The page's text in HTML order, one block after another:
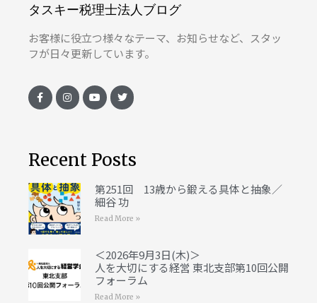
タスキー税理士法人ブログ
お客様に役立つ様々なテーマ、お知らせなど、スタッ
フが日々更新しています。
Recent Posts
第251回 13歳から鍛える具体と抽象／
細谷 功
Read More »
＜2026年9月3日(木)＞
人を大切にする経営 東北支部第10回公開
フォーラム
Read More »